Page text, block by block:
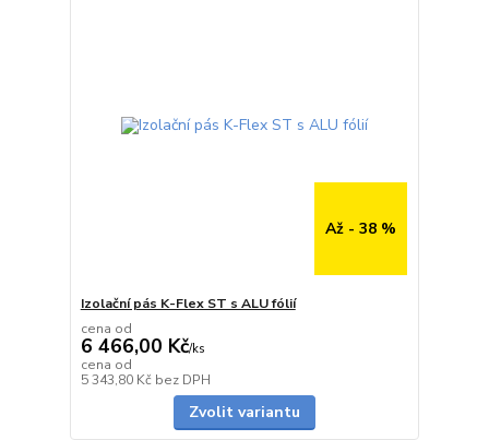
Až - 38 %
Izolační pás K-Flex ST s ALU fólií
cena od
6 466,00 Kč/ks
cena od
5 343,80 Kč bez DPH
Zvolit variantu